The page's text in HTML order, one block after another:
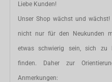
Liebe Kunden!
Unser Shop wächst und wächst!
nicht nur für den Neukunden
etwas schwierig sein, sich zu
finden. Daher zur
Anmerkungen: